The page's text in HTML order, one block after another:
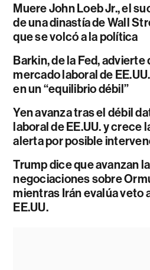
Muere John Loeb Jr., el
de una dinastía de Wall
que se volcó a la política
Barkin, de la Fed, advierte
mercado laboral de
en un “equilibrio débil”
Yen avanza tras el débil
laboral de EE.UU. y crece
alerta por posible
Trump dice que avanzan
negociaciones sobre
mientras Irán evalúa veto
EE.UU.